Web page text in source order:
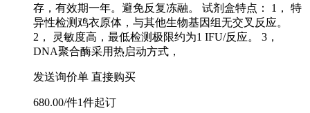
存，有效期一年。避免反复冻融。 试剂盒特点： 1， 特
异性检测鸡衣原体，与其他生物基因组无交叉反应。
2， 灵敏度高，最低检测极限约为1 IFU/反应。 3，
DNA聚合酶采用热启动方式，
发送询价单 直接购买
680.00/件1件起订